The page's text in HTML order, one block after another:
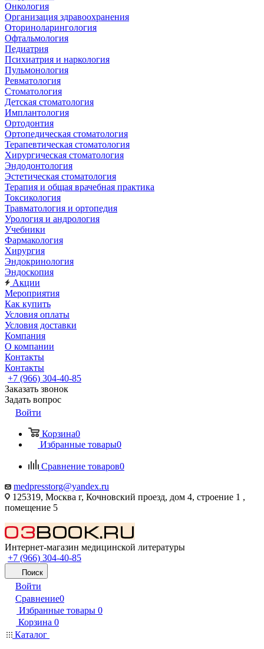
Онкология
Организация здравоохранения
Оториноларингология
Офтальмология
Педиатрия
Психиатрия и наркология
Пульмонология
Ревматология
Стоматология
Детская стоматология
Имплантология
Ортодонтия
Ортопедическая стоматология
Терапевтическая стоматология
Хирургическая стоматология
Эндодонтология
Эстетическая стоматология
Терапия и общая врачебная практика
Токсикология
Травматология и ортопедия
Урология и андрология
Учебники
Фармакология
Хирургия
Эндокринология
Эндоскопия
Акции
Мероприятия
Как купить
Условия оплаты
Условия доставки
Компания
О компании
Контакты
Контакты
+7 (966) 304-40-85
Заказать звонок
Задать вопрос
Войти
Корзина0
Избранные товары0
Сравнение товаров0
medpresstorg@yandex.ru
125319, Москва г, Кочновский проезд, дом 4, строение 1 ,
помещение 5
Интернет-магазин медицинской литературы
+7 (966) 304-40-85
Поиск
Войти
Сравнение0
Избранные товары 0
Корзина 0
Каталог